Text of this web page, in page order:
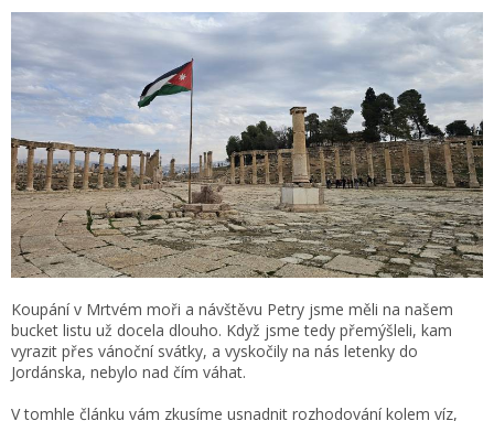
Koupání v Mrtvém moři a návštěvu Petry jsme měli na našem
bucket listu už docela dlouho. Když jsme tedy přemýšleli, kam
vyrazit přes vánoční svátky, a vyskočily na nás letenky do
Jordánska, nebylo nad čím váhat.
V tomhle článku vám zkusíme usnadnit rozhodování kolem víz,